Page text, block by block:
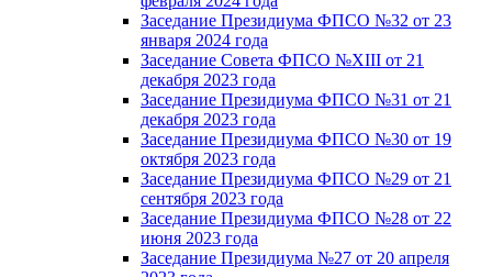
Заседание Президиума ФПСО №32 от 23
января 2024 года
Заседание Совета ФПСО №XIII от 21
декабря 2023 года
Заседание Президиума ФПСО №31 от 21
декабря 2023 года
Заседание Президиума ФПСО №30 от 19
октября 2023 года
Заседание Президиума ФПСО №29 от 21
сентября 2023 года
Заседание Президиума ФПСО №28 от 22
июня 2023 года
Заседание Президиума №27 от 20 апреля